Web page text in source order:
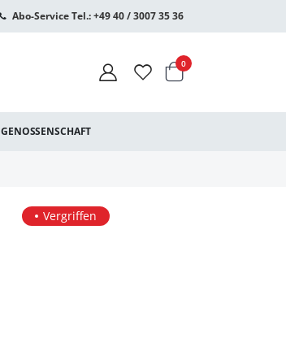
Abo-Service Tel.: +49 40 / 3007 35 36
Warenkorb
0Artikel
GENOSSENSCHAFT
Vergriffen